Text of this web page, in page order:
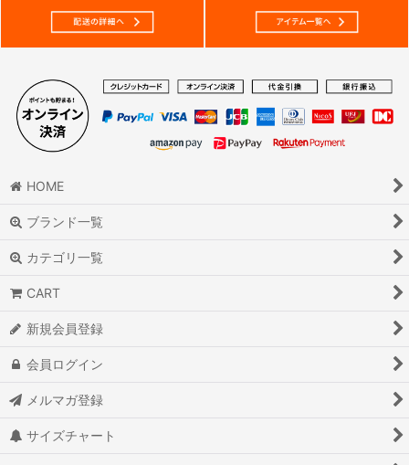
HOME
ブランド一覧
カテゴリ一覧
CART
新規会員登録
会員ログイン
メルマガ登録
サイズチャート